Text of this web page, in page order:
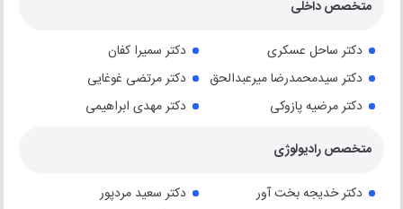
متخصص داخلی
دکتر ساحل عسکری
دکتر سمیرا کفان
دکتر سیدمحمدرضا میرعبدالحق
دکتر مرتضی غوغایی
دکتر مرضیه پازوکی
دکتر مهدی ابراهیمی
متخصص رادیولوژی
دکتر خدیجه بخت آور
دکتر سعید مردپور